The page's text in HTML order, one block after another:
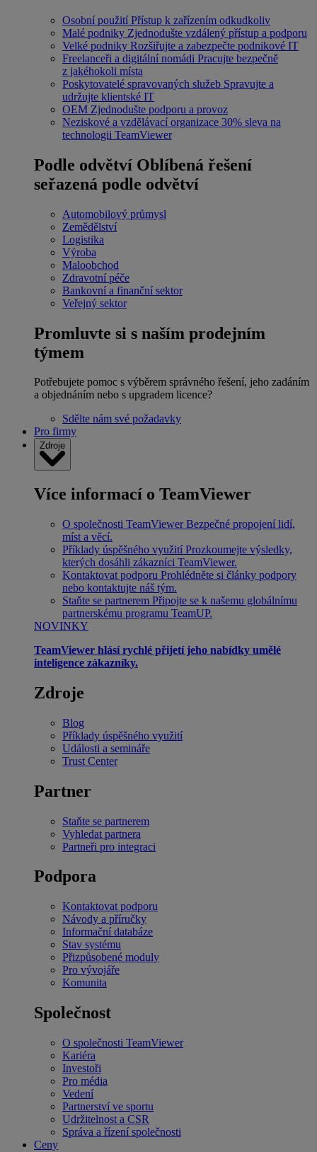
Osobní použití Přístup k zařízením odkudkoliv
Malé podniky Zjednodušte vzdálený přístup a podporu
Velké podniky Rozšiřujte a zabezpečte podnikové IT
Freelanceři a digitální nomádi Pracujte bezpečně
z jakéhokoli místa
Poskytovatelé spravovaných služeb Spravujte a
udržujte klientské IT
OEM Zjednodušte podporu a provoz
Neziskové a vzdělávací organizace 30% sleva na
technologii TeamViewer
Podle odvětví Oblíbená řešení
seřazená podle odvětví
Automobilový průmysl
Zemědělství
Logistika
Výroba
Maloobchod
Zdravotní péče
Bankovní a finanční sektor
Veřejný sektor
Promluvte si s naším prodejním
týmem
Potřebujete pomoc s výběrem správného řešení, jeho zadáním
a objednáním nebo s upgradem licence?
Sdělte nám své požadavky
Pro firmy
Zdroje
Více informací o TeamViewer
O společnosti TeamViewer Bezpečné propojení lidí,
míst a věcí.
Příklady úspěšného využití Prozkoumejte výsledky,
kterých dosáhli zákazníci TeamViewer.
Kontaktovat podporu Prohlédněte si články podpory
nebo kontaktujte náš tým.
Staňte se partnerem Připojte se k našemu globálnímu
partnerskému programu TeamUP.
NOVINKY
TeamViewer hlásí rychlé přijetí jeho nabídky umělé
inteligence zákazníky.
Zdroje
Blog
Příklady úspěšného využití
Události a semináře
Trust Center
Partner
Staňte se partnerem
Vyhledat partnera
Partneři pro integraci
Podpora
Kontaktovat podporu
Návody a příručky
Informační databáze
Stav systému
Přizpůsobené moduly
Pro vývojáře
Komunita
Společnost
O společnosti TeamViewer
Kariéra
Investoři
Pro média
Vedení
Partnerství ve sportu
Udržitelnost a CSR
Správa a řízení společnosti
Ceny